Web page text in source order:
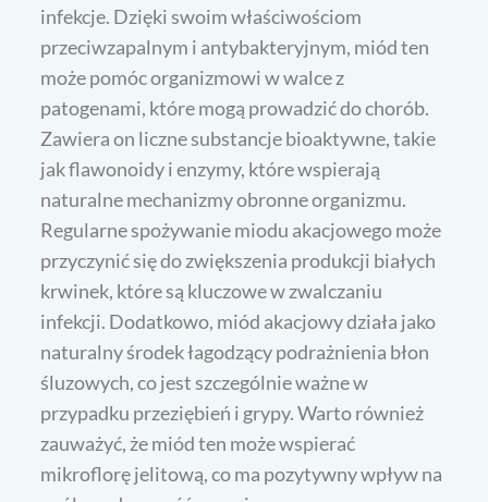
infekcje. Dzięki swoim właściwościom
przeciwzapalnym i antybakteryjnym, miód ten
może pomóc organizmowi w walce z
patogenami, które mogą prowadzić do chorób.
Zawiera on liczne substancje bioaktywne, takie
jak flawonoidy i enzymy, które wspierają
naturalne mechanizmy obronne organizmu.
Regularne spożywanie miodu akacjowego może
przyczynić się do zwiększenia produkcji białych
krwinek, które są kluczowe w zwalczaniu
infekcji. Dodatkowo, miód akacjowy działa jako
naturalny środek łagodzący podrażnienia błon
śluzowych, co jest szczególnie ważne w
przypadku przeziębień i grypy. Warto również
zauważyć, że miód ten może wspierać
mikroflorę jelitową, co ma pozytywny wpływ na